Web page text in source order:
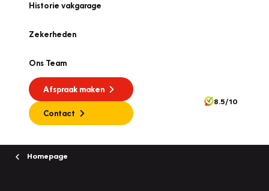
Historie vakgarage
Zekerheden
Ons Team
Afspraak maken
Contact
8.5/10
Homepage